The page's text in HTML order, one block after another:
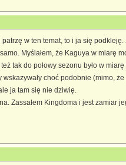
patrzę w ten temat, to i ja się
Myślałem, że Kaguya w miarę
tak do połowy sezonu było w
choć podobnie (mimo,
ja tam się nie dziwię.
Zassałem Kingdoma i jest zamiar